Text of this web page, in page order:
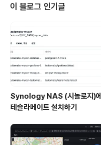
이 블로그 인기글
Synology NAS (시놀로지)에
테슬라메이트 설치하기